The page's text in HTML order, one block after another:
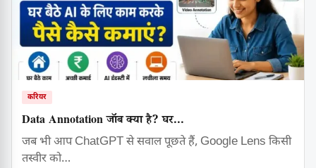
करियर
Data Annotation जॉब क्या है? घर...
जब भी आप ChatGPT से सवाल पूछते हैं, Google Lens किसी
तस्वीर को…